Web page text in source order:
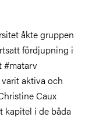
åkte gruppen
fördjupning i
#matarv
aktiva och
Caux
kapitel i de båda